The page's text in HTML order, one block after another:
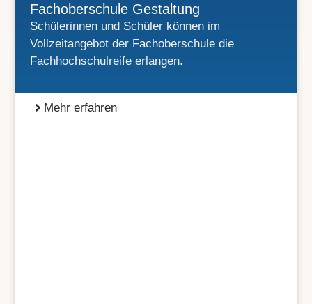
Fachoberschule Gestaltung
Schülerinnen und Schüler können im
Vollzeitangebot der Fachoberschule die
Fachhochschulreife erlangen.
Mehr erfahren